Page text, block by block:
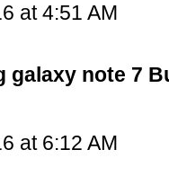
at 4:51 AM
galaxy note 7
at 6:12 AM